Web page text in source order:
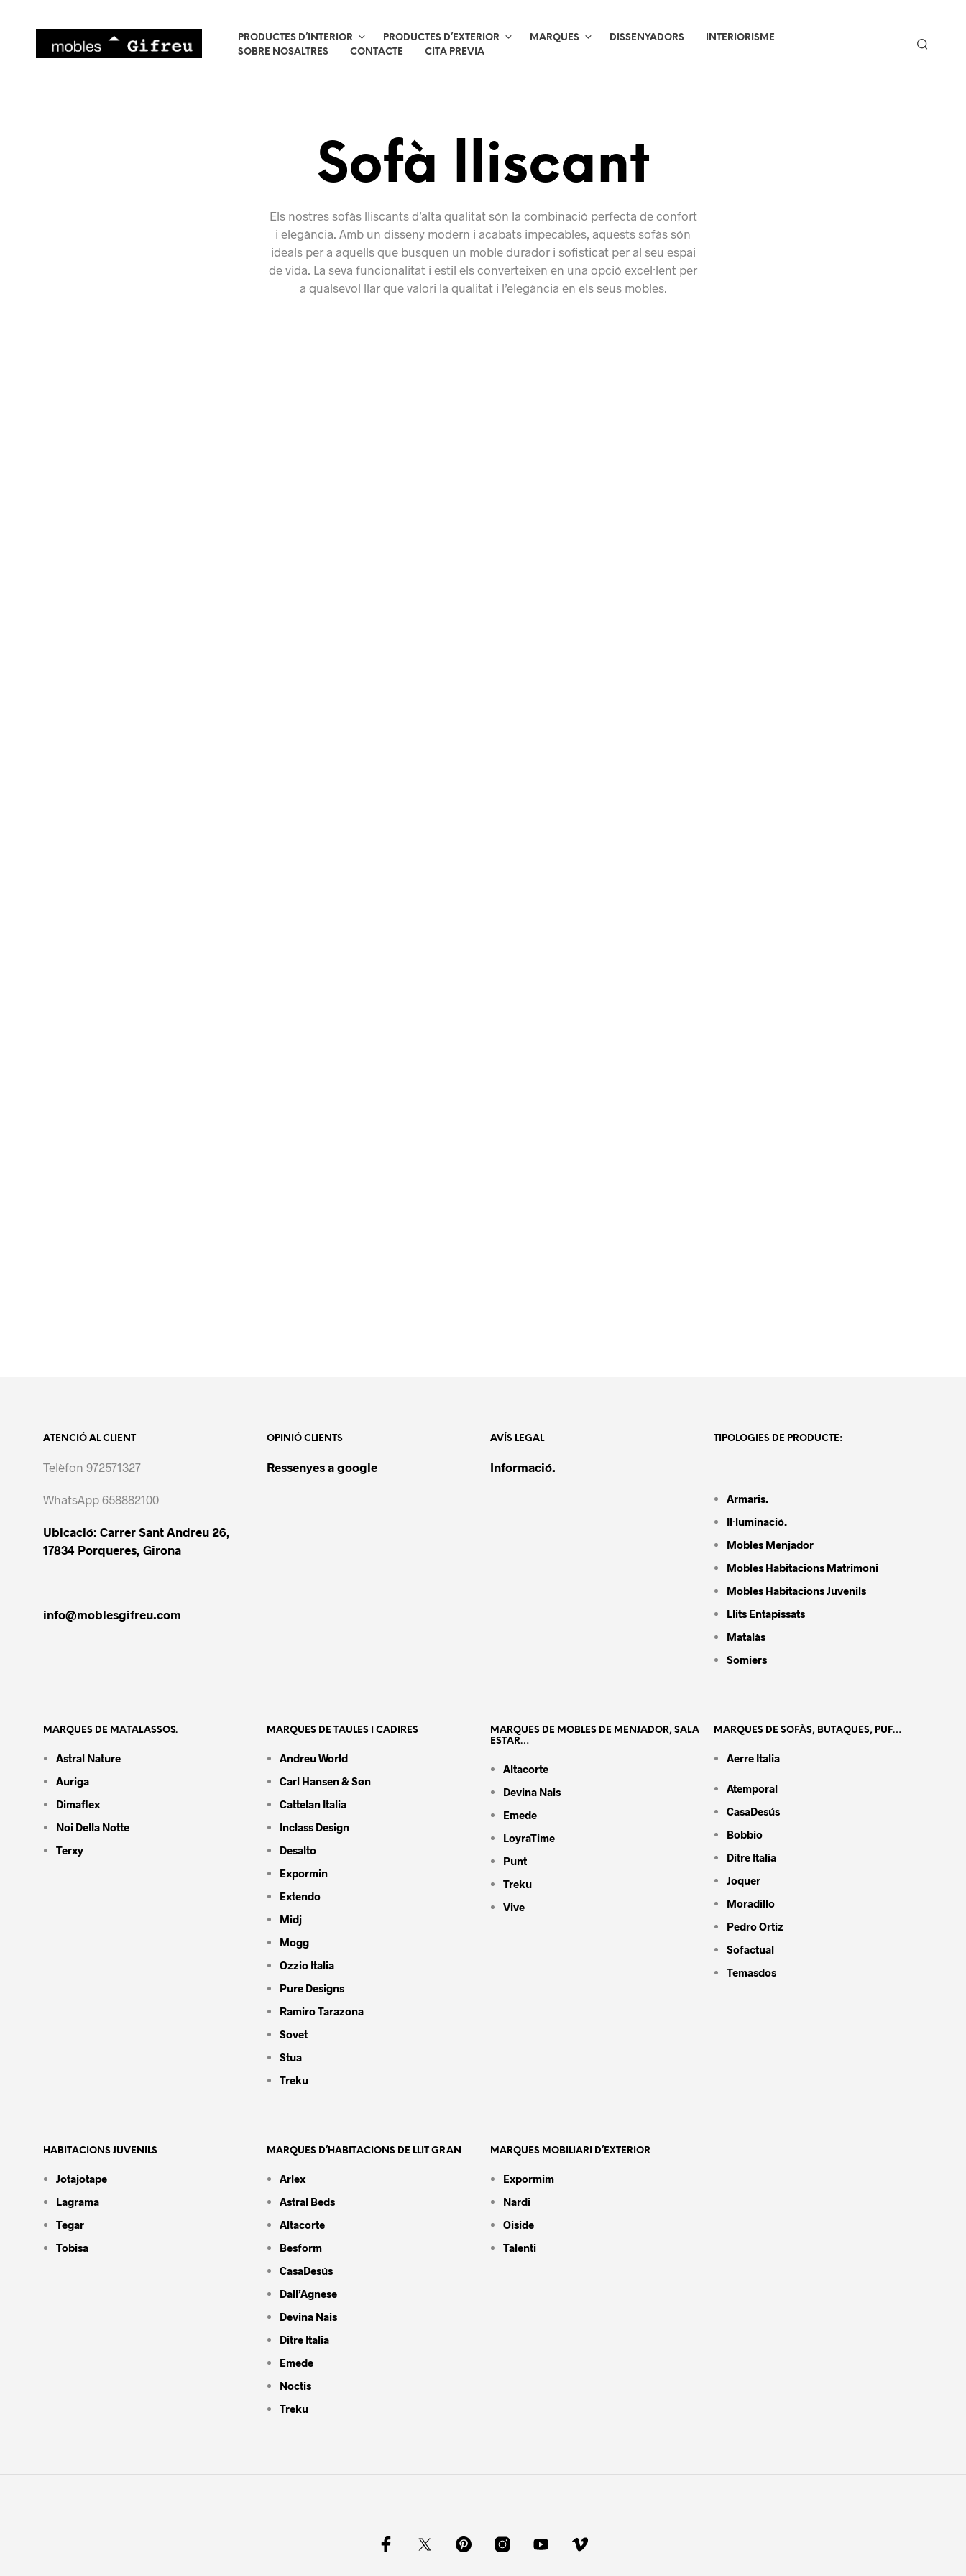
PRODUCTES D’INTERIOR PRODUCTES D’EXTERIOR MARQUES DISSENYADORS
INTERIORISME
SOBRE NOSALTRES
CONTACTE CITA PREVIA
Sofà lliscant
Els nostres sofàs lliscants d’alta qualitat són la combinació perfecta de confort
i elegància. Amb un disseny modern i acabats impecables, aquests sofàs són
ideals per a aquells que busquen un moble durador i sofisticat per al seu espai
de vida. La seva funcionalitat i estil els converteixen en una opció excel·lent per
a qualsevol llar que valori la qualitat i l’elegància en els seus mobles.
ATENCIÓ AL CLIENT
Telèfon 972571327
WhatsApp 658882100
Ubicació: Carrer Sant Andreu 26,
17834 Porqueres, Girona
info@moblesgifreu.com
OPINIÓ CLIENTS
Ressenyes a google
AVÍS LEGAL
Informació.
TIPOLOGIES DE PRODUCTE:
Armaris.
Il·luminació.
Mobles Menjador
Mobles Habitacions Matrimoni
Mobles Habitacions Juvenils
Llits Entapissats
Matalàs
Somiers
MARQUES DE MATALASSOS.
Astral Nature
Auriga
Dimaflex
Noi Della Notte
Terxy
MARQUES DE TAULES I CADIRES
Andreu World
Carl Hansen & Søn
Cattelan Italia
Inclass Design
Desalto
Expormin
Extendo
Midj
Mogg
Ozzio Italia
Pure Designs
Ramiro Tarazona
Sovet
Stua
Treku
MARQUES DE MOBLES DE MENJADOR, SALA
ESTAR…
Altacorte
Devina Nais
Emede
LoyraTime
Punt
Treku
Vive
MARQUES DE SOFÀS, BUTAQUES, PUF…
Aerre Italia
Atemporal
CasaDesús
Bobbio
Ditre Italia
Joquer
Moradillo
Pedro Ortiz
Sofactual
Temasdos
HABITACIONS JUVENILS
Jotajotape
Lagrama
Tegar
Tobisa
MARQUES D’HABITACIONS DE LLIT GRAN
Arlex
Astral Beds
Altacorte
Besform
CasaDesús
Dall’Agnese
Devina Nais
Ditre Italia
Emede
Noctis
Treku
MARQUES MOBILIARI D’EXTERIOR
Expormim
Nardi
Oiside
Talenti